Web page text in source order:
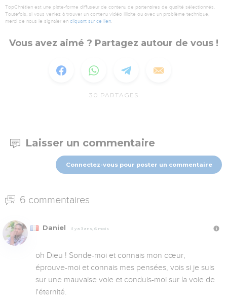
TopChrétien est une plate-forme diffuseur de contenu de partenaires de qualité sélectionnés.
Toutefois, si vous veniez à trouver un contenu vidéo illicite ou avec un problème technique,
merci de nous le signaler en cliquant sur ce lien.
Vous avez aimé ? Partagez autour de vous !
30 PARTAGES
Laisser un commentaire
Connectez-vous pour poster un commentaire
6 commentaires
Daniel Il y a 3 ans, 6 mois
oh Dieu ! Sonde-moi et connais mon cœur,
éprouve-moi et connais mes pensées, vois si je suis
sur une mauvaise voie et conduis-moi sur la voie de
l'éternité.